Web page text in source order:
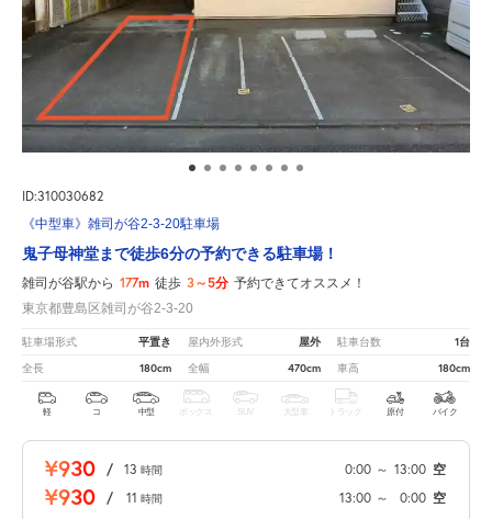
ID:310030682
《中型車》雑司が谷2-3-20駐車場
鬼子母神堂まで徒歩6分の予約できる駐車場！
雑司が谷駅から 177m 徒歩 3～5分 予約できてオススメ！
東京都豊島区雑司が谷2-3-20
駐車場形式 平置き 屋内外形式 屋外 駐車台数 1台
全長 180cm 全幅 470cm 車高 180cm
軽 コ 中型 ボックス SUV 大型車 トラック 原付 バイク
¥930 / 13 時間 0:00 ～ 13:00 空
¥930 / 11 時間 13:00 ～ 0:00 空